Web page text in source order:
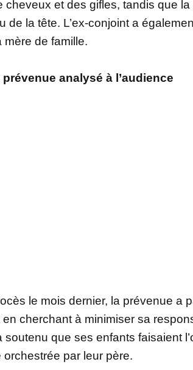
cheveux et des gifles, tandis que
de la tête. L’ex-conjoint a
mère de famille.
analysé à l’audience
le mois dernier, la prévenue a
cherchant à minimiser sa
soutenu que ses enfants faisaient
par leur père.